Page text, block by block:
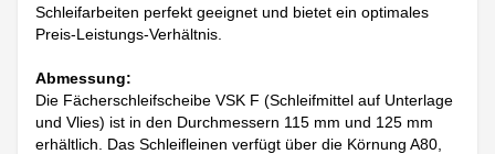
Schleifarbeiten perfekt geeignet und bietet ein optimales
Preis-Leistungs-Verhältnis.
Abmessung:
Die Fächerschleifscheibe VSK F (Schleifmittel auf Unterlage
und Vlies) ist in den Durchmessern 115 mm und 125 mm
erhältlich. Das Schleifleinen verfügt über die Körnung A80,